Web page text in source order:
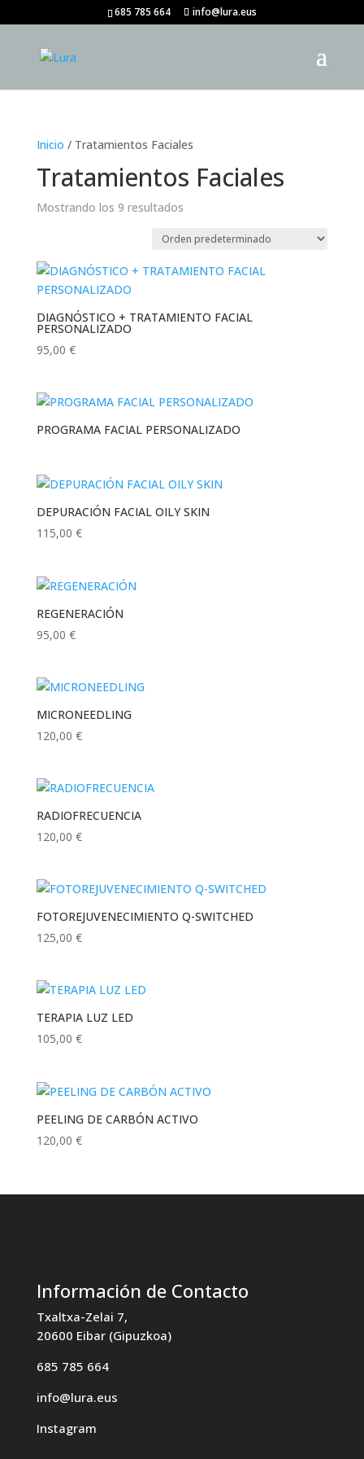
685 785 664 info@lura.eus
Inicio / Tratamientos Faciales
Tratamientos Faciales
Mostrando los 9 resultados
DIAGNÓSTICO + TRATAMIENTO FACIAL
PERSONALIZADO
95,00 €
PROGRAMA FACIAL PERSONALIZADO
DEPURACIÓN FACIAL OILY SKIN
115,00 €
REGENERACIÓN
95,00 €
MICRONEEDLING
120,00 €
RADIOFRECUENCIA
120,00 €
FOTOREJUVENECIMIENTO Q-SWITCHED
125,00 €
TERAPIA LUZ LED
105,00 €
PEELING DE CARBÓN ACTIVO
120,00 €
Información de Contacto
Txaltxa-Zelai 7,
20600 Eibar (Gipuzkoa)
685 785 664
info@lura.eus
Instagram